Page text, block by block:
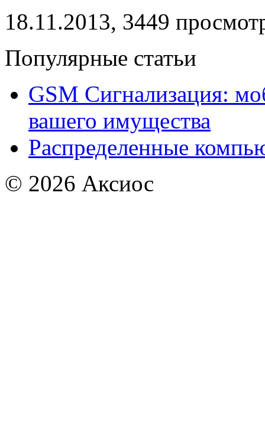
18.11.2013, 3449
Популярные статьи
GSM Сигнализация:
вашего имущества
Распределенные
© 2026 Аксиос